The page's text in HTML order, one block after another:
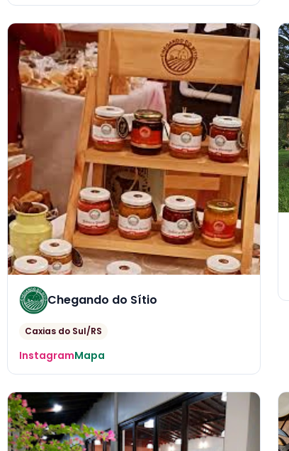
Chegando do Sítio
Caxias do Sul/RS
InstagramMapa